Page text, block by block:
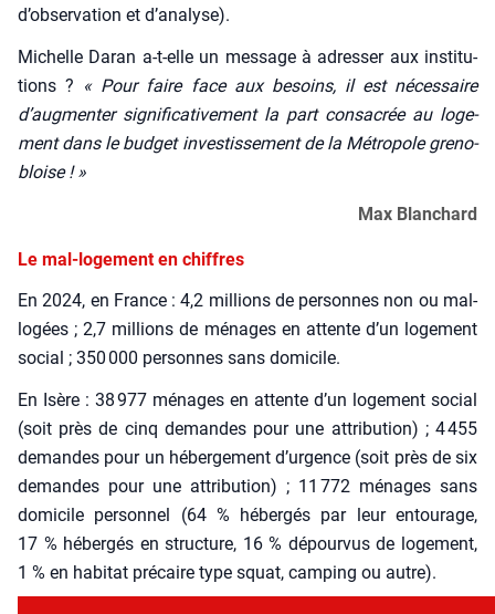
d’observation et d’analyse).
Michelle Daran a‑t-elle un mes­sage à adres­ser aux ins­ti­tu­
tions ? « Pour faire face aux besoins, il est néces­saire
d’augmenter signi­fi­ca­ti­ve­ment la part consa­crée au loge­
ment dans le bud­get inves­tis­se­ment de la Métro­pole gre­no­
bloise ! »
Max Blan­chard
Le mal-logement en chiffres
En 2024, en France : 4,2 mil­lions de per­sonnes non ou mal-
logées ; 2,7 mil­lions de ménages en attente d’un loge­ment
social ; 350 000 per­sonnes sans domi­cile.
En Isère : 38 977 ménages en attente d’un loge­ment social
(soit près de cinq demandes pour une attri­bu­tion) ; 4 455
demandes pour un héber­ge­ment d’urgence (soit près de six
demandes pour une attri­bu­tion) ; 11 772 ménages sans
domi­cile per­son­nel (64 % héber­gés par leur entou­rage,
17 % héber­gés en struc­ture, 16 % dépour­vus de loge­ment,
1 % en habi­tat pré­caire type squat, cam­ping ou autre).